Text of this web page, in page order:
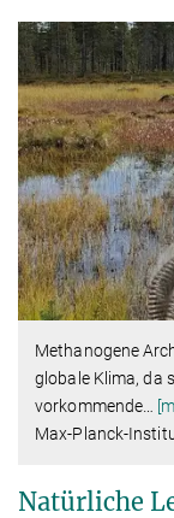
Methanogene
globale Klima, da
vorkommende
Max-Planck-
Natürliche